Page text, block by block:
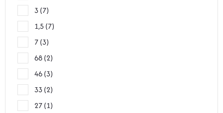
3 7
1,5 7
7 3
68 2
46 3
33 2
27 1